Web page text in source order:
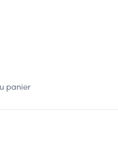
panier